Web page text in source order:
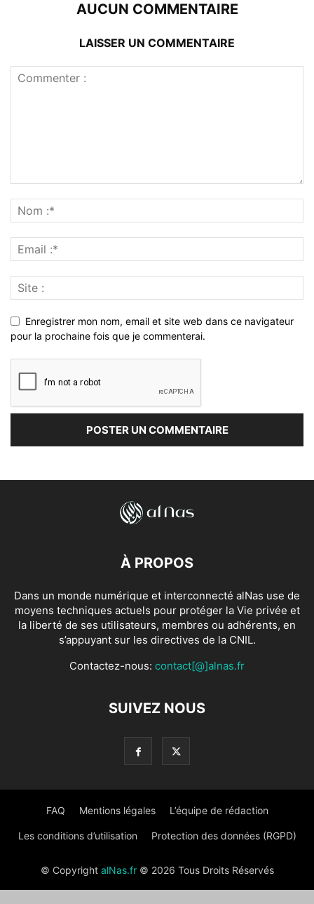
AUCUN COMMENTAIRE
LAISSER UN COMMENTAIRE
Enregistrer mon nom, email et site web dans ce navigateur
pour la prochaine fois que je commenterai.
À PROPOS
Dans un monde numérique et interconnecté alNas use de
moyens techniques actuels pour protéger la Vie privée et
la liberté de ses utilisateurs, membres ou adhérents, en
s’appuyant sur les directives de la CNIL.
Contactez-nous: contact[@]alnas.fr
SUIVEZ NOUS
FAQ Mentions légales L’équipe de rédaction
Les conditions d’utilisation Protection des données (RGPD)
© Copyright alNas.fr© 2026 Tous Droits Réservés